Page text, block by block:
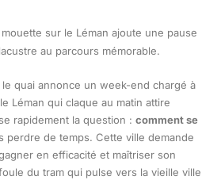
sur le Léman ajoute une pause
au parcours mémorable.
quai annonce un week-end chargé à
Léman qui claque au matin attire
rapidement la question : comment se
perdre de temps. Cette ville demande
en efficacité et maîtriser son
du tram qui pulse vers la vieille ville